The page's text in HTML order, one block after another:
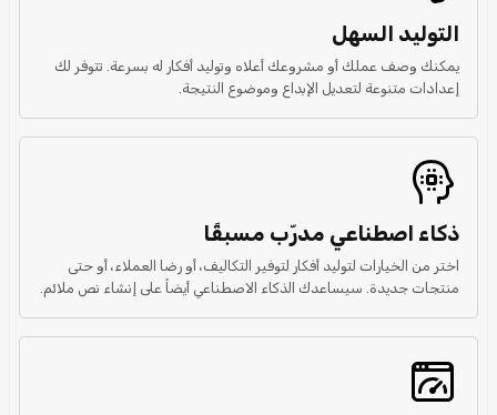
التوليد السهل
يمكنك وصف عملك أو مشروعك أعلاه وتوليد أفكار له بسرعة. تتوفر لك
إعدادات متنوعة لتعديل الإبداع وموضوع النتيجة.
ذكاء اصطناعي مدرّب مسبقًا
اختر من الخيارات لتوليد أفكار لتوفير التكاليف، أو رضا العملاء، أو حتى
منتجات جديدة. سيساعدك الذكاء الاصطناعي أيضاً على إنشاء نص ملائم.